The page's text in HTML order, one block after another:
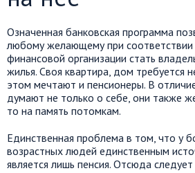
Означенная банковская программа
любому желающему при соответствии
финансовой организации стать
жилья. Своя квартира, дом требуется
этом мечтают и пенсионеры. В
думают не только о себе, они также
то на память потомкам.
Единственная проблема в том, что у
возрастных людей единственным
является лишь пенсия. Отсюда